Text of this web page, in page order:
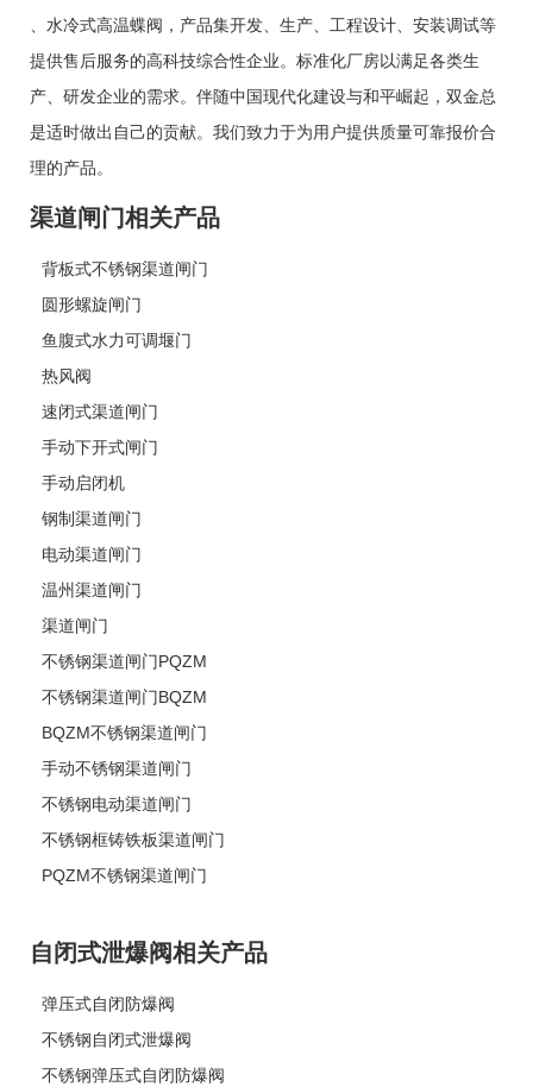
水冷式高温蝶阀 ，产品集开发、生产、工程设计、安装调试等
提供售后服务的高科技综合性企业。标准化厂房以满足各类生
产、研发企业的需求。伴随中国现代化建设与和平崛起，双金总
是适时做出自己的贡献。我们致力于为用户提供质量可靠报价合
理的产品。
渠道闸门相关产品
背板式不锈钢渠道闸门
圆形螺旋闸门
鱼腹式水力可调堰门
热风阀
速闭式渠道闸门
手动下开式闸门
手动启闭机
钢制渠道闸门
电动渠道闸门
温州渠道闸门
渠道闸门
不锈钢渠道闸门PQZM
不锈钢渠道闸门BQZM
BQZM不锈钢渠道闸门
手动不锈钢渠道闸门
不锈钢电动渠道闸门
不锈钢框铸铁板渠道闸门
PQZM不锈钢渠道闸门
自闭式泄爆阀相关产品
弹压式自闭防爆阀
不锈钢自闭式泄爆阀
不锈钢弹压式自闭防爆阀